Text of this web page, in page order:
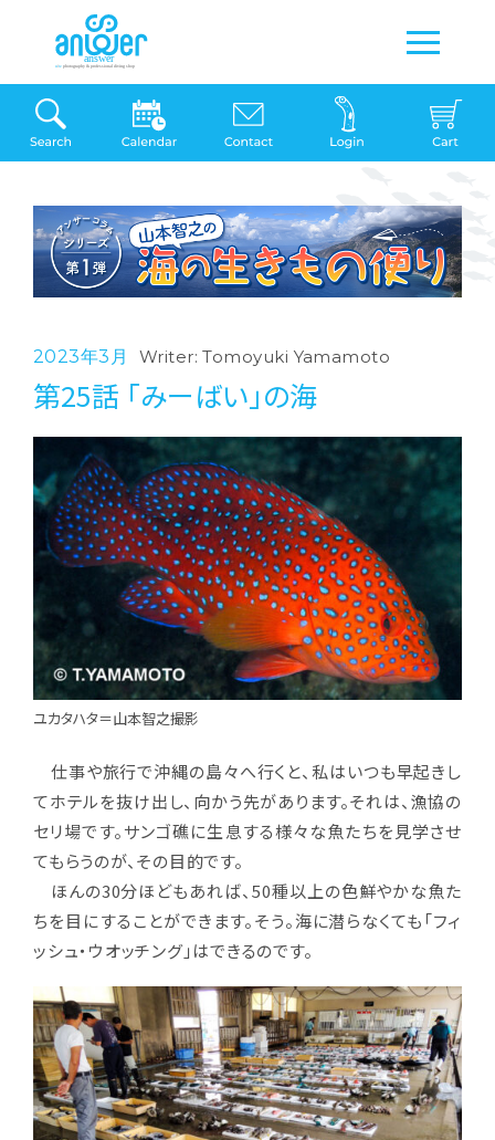
2023年3月 Writer: Tomoyuki Yamamoto
第25話 「みーばい」の海
ユカタハタ＝山本智之撮影
仕事や旅行で沖縄の島々へ行くと、私はいつも早起きし
てホテルを抜け出し、向かう先があります。それは、漁協の
セリ場です。サンゴ礁に生息する様々な魚たちを見学させ
てもらうのが、その目的です。
ほんの30分ほどもあれば、50種以上の色鮮やかな魚た
ちを目にすることができます。そう。海に潜らなくても「フィ
ッシュ・ウオッチング」はできるのです。